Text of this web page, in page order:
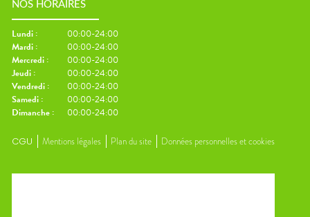
NOS HORAIRES
Lundi :
00:00-24:00
Mardi :
00:00-24:00
Mercredi :
00:00-24:00
Jeudi :
00:00-24:00
Vendredi :
00:00-24:00
Samedi :
00:00-24:00
Dimanche : 00:00-24:00
CGU Mentions légales Plan du site Données personnelles et cookies